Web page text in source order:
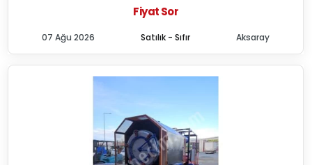
Fiyat Sor
Satılık - Sıfır
07 Ağu 2026 Aksaray